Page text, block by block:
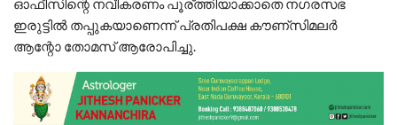
ഓഫീസിന്റെ നവീകരണം പൂര്ത്തിയാക്കാതെ നഗരസഭ
ഇരുട്ടില്‍ തപ്പുകയാണെന്ന് പ്രതിപക്ഷ കൗണ്സിമലര്‍
ആന്റോ തോമസ് ആരോപിച്ചു.